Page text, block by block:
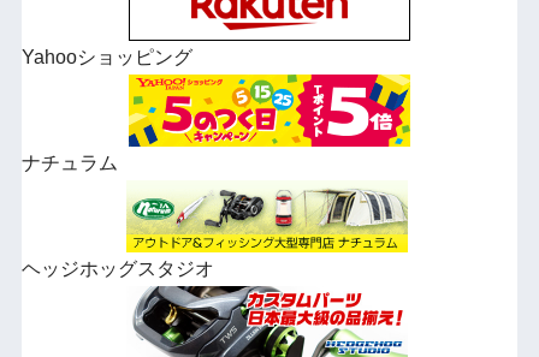
Yahooショッピング
ナチュラム
ヘッジホッグスタジオ